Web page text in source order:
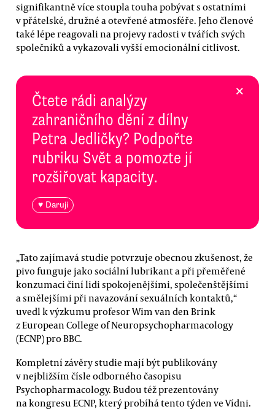
signifikantně více stoupla touha pobývat s ostatními
v přátelské, družné a otevřené atmosféře. Jeho členové
také lépe reagovali na projevy radosti v tvářích svých
společníků a vykazovali vyšší emocionální citlivost.
Čtete rádi analýzy
zahraničního dění z dílny
Petra Jedličky? Podpořte
rubriku Svět a pomozte jí
rozšiřovat kapacity.
♥ Daruji
×
„Tato zajímavá studie potvrzuje obecnou zkušenost, že
pivo funguje jako sociální lubrikant a při přeměřené
konzumaci činí lidi spokojenějšími, společenštějšími
a smělejšími při navazování sexuálních kontaktů,“
uvedl k výzkumu profesor Wim van den Brink
z European College of Neuropsychopharmacology
(ECNP) pro BBC.
Kompletní závěry studie mají být publikovány
v nejbližším čísle odborného časopisu
Psychopharmacology. Budou též prezentovány
na kongresu ECNP, který probíhá tento týden ve Vídni.